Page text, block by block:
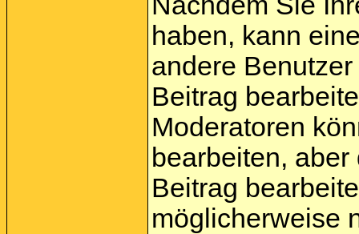
haben, kann
andere
Beitrag
Moderatoren
bearbeiten,
Beitrag
möglicherweise